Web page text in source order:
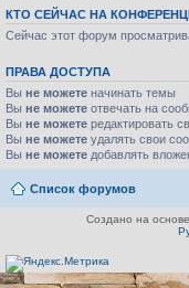
КТО СЕЙЧАС НА
Сейчас этот форум
ПРАВА ДОСТУПА
Вы не можете начинать темы
Вы не можете отвечать на
Вы не можете редактировать
Вы не можете удалять свои
Вы не можете добавлять
Список форумов
Создано на основе